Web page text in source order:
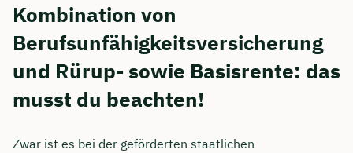
Kombination von
Berufsunfähigkeitsversicherung
und Rürup- sowie Basisrente: das
musst du beachten!
Zwar ist es bei der geförderten staatlichen